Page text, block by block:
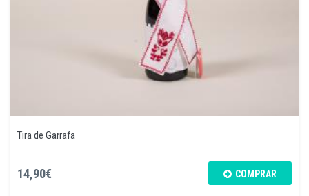
Tira de Garrafa
14,90€ COMPRAR